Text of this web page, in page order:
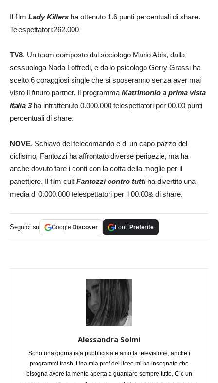
Il film Lady Killers ha ottenuto 1.6 punti percentuali di share.
Telespettatori:262.000
TV8. Un team composto dal sociologo Mario Abis, dalla
sessuologa Nada Loffredi, e dallo psicologo Gerry Grassi ha
scelto 6 coraggiosi single che si sposeranno senza aver mai
visto il futuro partner. Il programma Matrimonio a prima vista
Italia 3ha intrattenuto 0.000.000 telespettatori per 00.00 punti
percentuali di share.
NOVE. Schiavo del telecomando e di un capo pazzo del
ciclismo, Fantozzi ha affrontato diverse peripezie, ma ha
anche dovuto fare i conti con la cotta della moglie per il
panettiere. Il film cult Fantozzi contro tuttiha divertito una
media di 0.000.000 telespettatori per il 00.00& di share.
Seguici su Google Discover Fonti Preferite
Alessandra Solmi
Sono una giornalista pubblicista e amo la televisione, anche i
programmi trash. Una mia prof del liceo mi ha insegnato che
bisogna avere la mente aperta e guardare sempre tutto. C’è un